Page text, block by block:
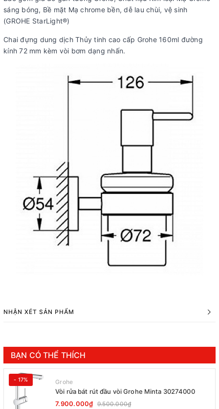
sáng bóng, Bề mặt Mạ chrome bền, dễ lau chùi, vệ sinh
(GROHE StarLight®)
Chai đựng dung dịch Thủy tinh cao cấp Grohe 160ml đường
kính 72 mm kèm vòi bơm dạng nhấn.
NHẬN XÉT SẢN PHẨM
BẠN CÓ THỂ THÍCH
- 17% Grohe
Vòi rửa bát rút đầu vòi Grohe Minta 30274000
7.900.000₫ 9.500.000₫